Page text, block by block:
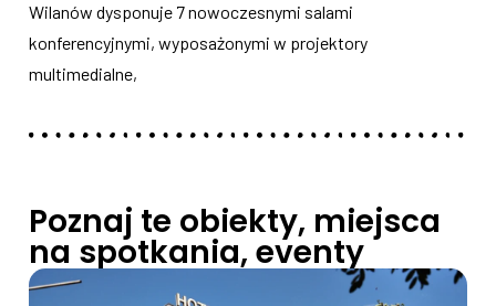
Wilanów dysponuje 7 nowoczesnymi salami
konferencyjnymi, wyposażonymi w projektory
multimedialne,
Poznaj te obiekty, miejsca
na spotkania, eventy